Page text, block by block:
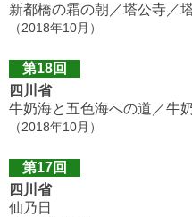
新都橋の霜の朝／塔公寺／
（2018年10月）
第18回
四川省
牛奶海と五色海への道／牛
（2018年10月）
第17回
四川省
仙乃日